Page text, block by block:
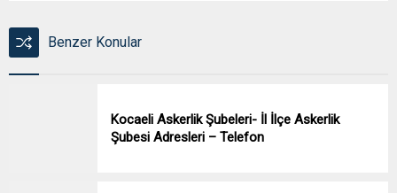
Benzer Konular
Kocaeli Askerlik Şubeleri- İl İlçe Askerlik
Şubesi Adresleri – Telefon